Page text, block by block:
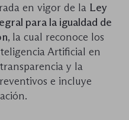
en vigor de la Ley
para la igualdad de
, la cual reconoce los
Artificial en
y la
e incluye